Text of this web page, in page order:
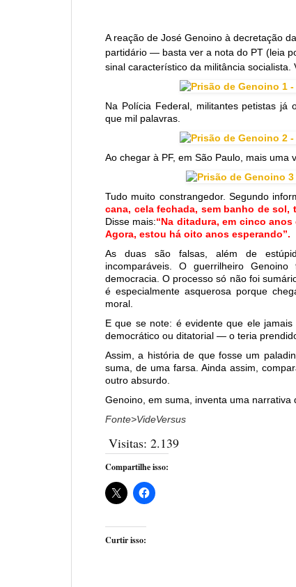
A reação de José Genoino à decretação
partidário — basta ver a nota do PT (leia
sinal característico da militância socialista.
Na Polícia Federal, militantes petistas já
que mil palavras.
Ao chegar à PF, em São Paulo, mais uma
Tudo muito constrangedor. Segundo
cana, cela fechada, sem banho de
Disse mais:“Na ditadura, em cinco
Agora, estou há oito anos esperando”.
As duas são falsas, além de
incomparáveis. O guerrilheiro
democracia. O processo só não foi
é especialmente asquerosa porque
moral.
E que se note: é evidente que ele
democrático ou ditatorial — o teria
Assim, a história de que fosse um
suma, de uma farsa. Ainda assim,
outro absurdo.
Genoino, em suma, inventa uma narrativa
Fonte>VideVersus
Visitas: 2.139
Compartilhe isso:
Curtir isso: